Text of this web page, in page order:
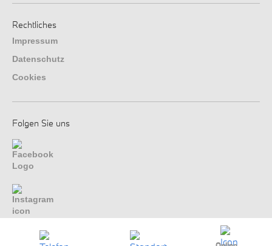
Rechtliches
Impressum
Datenschutz
Cookies
Folgen Sie uns